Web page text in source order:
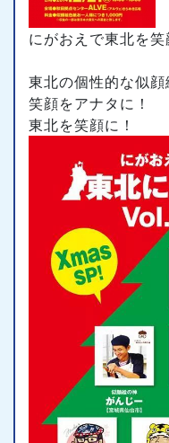
にがおえで東北を笑
東北の個性的な似
笑顔をアナタに！
東北を笑顔に！